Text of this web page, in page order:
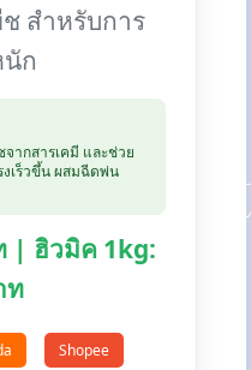
สำหรับการ
ก
ากสารเคมี และช่วย
เร็วขึ้น ผสมฉีดพ่น
| ฮิวมิค 1kg:
ท
Shopee